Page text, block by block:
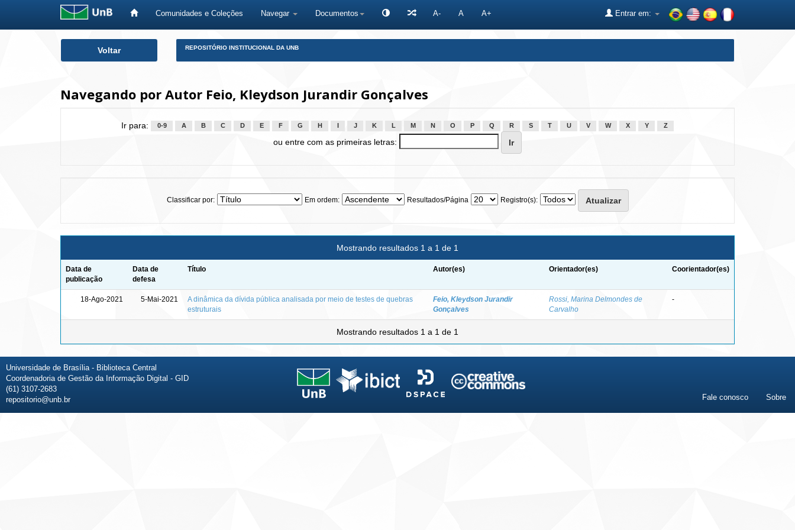
Comunidades e Coleções Navegar Documentos A- A A+ Entrar em:
Voltar REPOSITÓRIO INSTITUCIONAL DA UNB
Navegando por Autor Feio, Kleydson Jurandir Gonçalves
Ir para: 0-9 A B C D E F G H J K L M N O P Q R S T U V W X Y Z
ou entre com as primeiras letras:
Classificar por: Em ordem: Resultados/Página Registro(s):
Mostrando resultados 1 a 1 de 1
Data de
publicação
Data de
defesa
Título Autor(es) Orientador(es) Coorientador(es)
18-Ago-2021 5-Mai-2021
A dinâmica da dívida pública analisada por meio de testes de quebras
estruturais
Feio, Kleydson Jurandir
Gonçalves
Rossi, Marina Delmondes de
Carvalho
-
Mostrando resultados 1 a 1 de 1
Universidade de Brasília - Biblioteca Central
Coordenadoria de Gestão da Informação Digital - GID
(61) 3107-2683
repositorio@unb.br
Fale conosco Sobre